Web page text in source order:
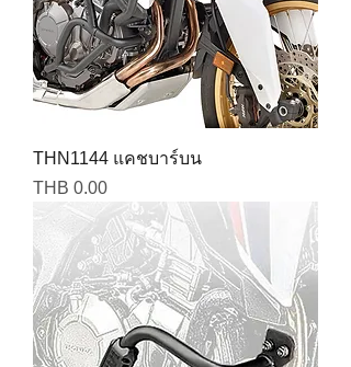
THN1144 แคชบาร์บน
Price
THB 0.00